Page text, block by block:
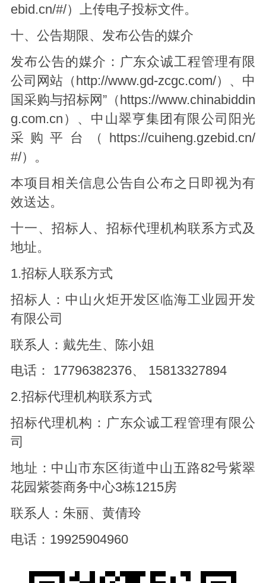
ebid.cn/#/）上传电子投标文件。
十、公告期限、发布公告的媒介
发布公告的媒介：广东众诚工程管理有限
公司网站（http://www.gd-zcgc.com/）、中
国采购与招标网”（https://www.chinabiddin
g.com.cn）、中山翠亨集团有限公司阳光
采购平台（https://cuiheng.gzebid.cn/
#/）。
本项目相关信息公告自公布之日即视为有
效送达。
十一、招标人、招标代理机构联系方式及
地址。
1.招标人联系方式
招标人：中山火炬开发区临海工业园开发
有限公司
联系人：戴先生、陈小姐
电话： 17796382376、 15813327894
2.招标代理机构联系方式
招标代理机构：广东众诚工程管理有限公
司
地址：中山市东区街道中山五路82号紫翠
花园紫荟商务中心3栋1215房
联系人：朱丽、黄倩玲
电话：19925904960